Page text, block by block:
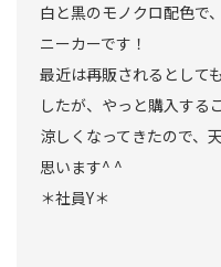
白と黒のモノクロ配色で
ニーカーです！
最近は再販されるとして
したが、やっと購入する
涼しくなってきたので、
思います^ ^
＊社員Y＊